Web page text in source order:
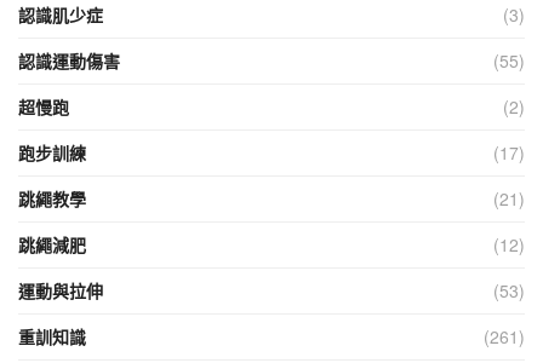
認識肌少症
(3)
認識運動傷害
(55)
超慢跑
(2)
跑步訓練
(17)
跳繩教學
(21)
跳繩減肥
(12)
運動與拉伸
(53)
重訓知識
(261)